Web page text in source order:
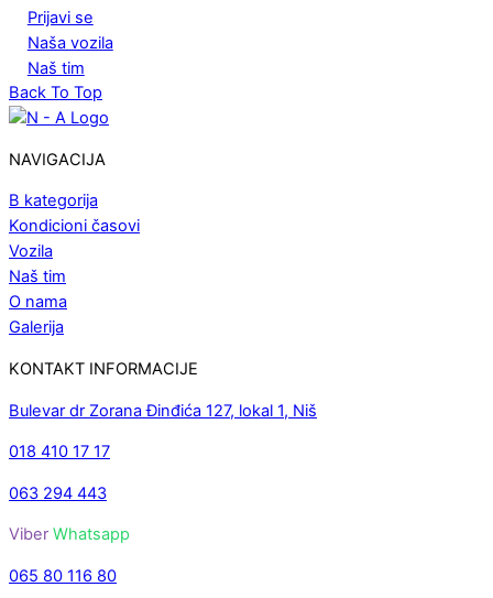
Prijavi se
Naša vozila
Naš tim
Back To Top
NAVIGACIJA
B kategorija
Kondicioni časovi
Vozila
Naš tim
O nama
Galerija
KONTAKT INFORMACIJE
Bulevar dr Zorana Đinđića 127, lokal 1, Niš
018 410 17 17
063 294 443
Viber Whatsapp
065 80 116 80